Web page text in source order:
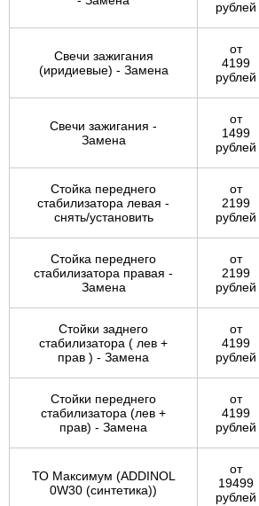
рублей
Свечи зажигания
(иридиевые) - Замена
от
4199
рублей
Свечи зажигания -
Замена
от
1499
рублей
Стойка переднего
стабилизатора левая -
снять/установить
от
2199
рублей
Стойка переднего
стабилизатора правая -
Замена
от
2199
рублей
Стойки заднего
стабилизатора ( лев +
прав ) - Замена
от
4199
рублей
Стойки переднего
стабилизатора (лев +
прав) - Замена
от
4199
рублей
ТО Максимум (ADDINOL
0W30 (синтетика))
от
19499
рублей